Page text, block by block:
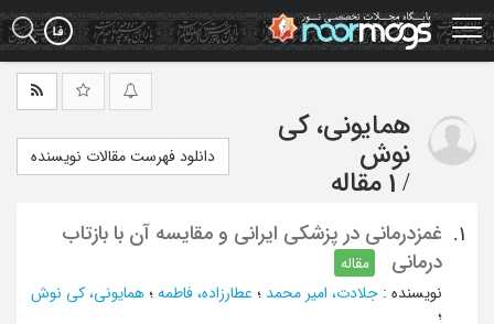
Skip
to
main
همایونی، کی
نوش
/ 1 مقاله
دانلود فهرست مقالات نویسنده
1.
غمزدرمانی در پزشکی ایرانی و مقایسه آن با بازتاب
درمانی
مقاله
نویسنده : جلادت، امیر محمد ؛ عطارزاده، فاطمه ؛ همایونی، کی نوش
؛